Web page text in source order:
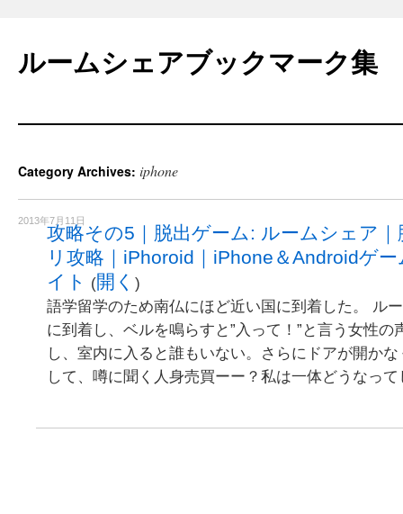
content
ルームシェアブックマーク集
Category Archives: iphone
2013年7月11日
攻略その5｜脱出ゲーム: ルームシェア
リ攻略｜iPhoroid｜iPhone＆Androidゲ
イト (開く )
語学留学のため南仏にほど近い国に到着した。 ル
に到着し、ベルを鳴らすと”入って！”と言う女性の
し、室内に入ると誰もいない。さらにドアが開か
して、噂に聞く人身売買ーー？私は一体どうなっ